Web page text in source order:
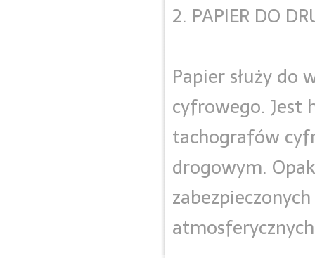
2. PAPIER DO
Papier służy
cyfrowego. Jest
tachografów
drogowym.